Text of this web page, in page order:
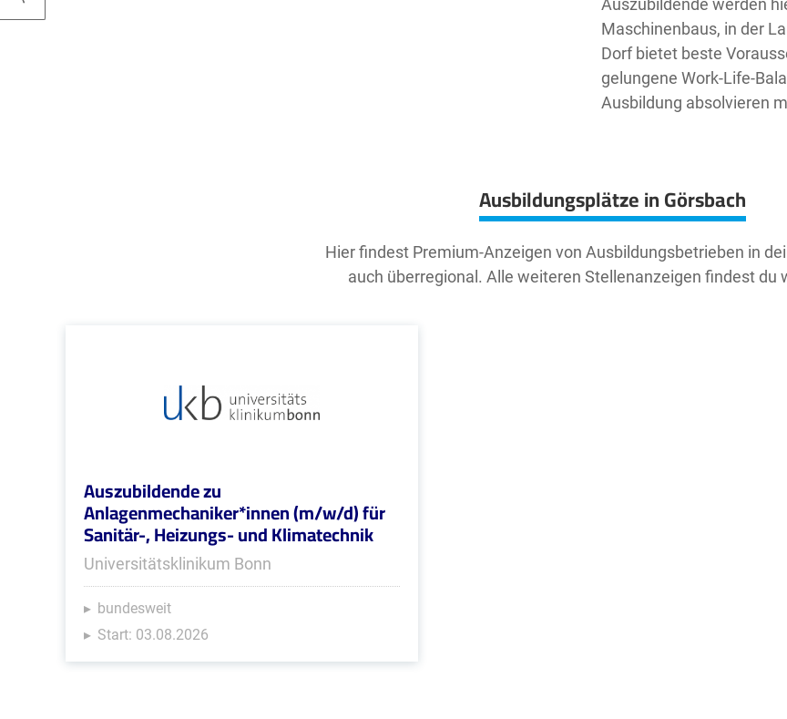
Auszubildende werden
Maschinenbaus, in der
Dorf bietet beste
gelungene Work-Life-
Ausbildung absolvieren
Ausbildungsplätze in Görsbach
Hier findest Premium-Anzeigen von Ausbildungsbetrieben in
auch überregional. Alle weiteren Stellenanzeigen findest du
Auszubildende zu
Anlagenmechaniker*innen (m/w/d) für
Sanitär-, Heizungs- und Klimatechnik
Universitätsklinikum Bonn
bundesweit
Start: 03.08.2026